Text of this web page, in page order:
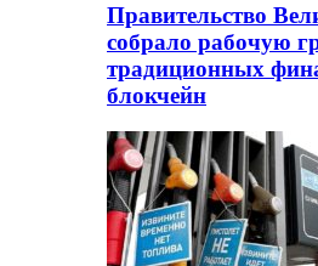
Правительство
собрало рабочую
традиционных
блокчейн